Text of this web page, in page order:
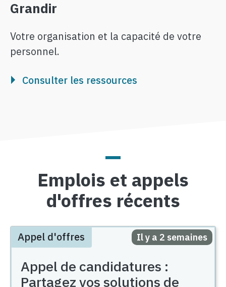
Grandir
Votre organisation et la capacité de votre
personnel.
Consulter les ressources
Emplois et appels
d'offres récents
Appel d'offres Posted
Il y a 2 semaines
Appel de candidatures :
Partagez vos solutions de